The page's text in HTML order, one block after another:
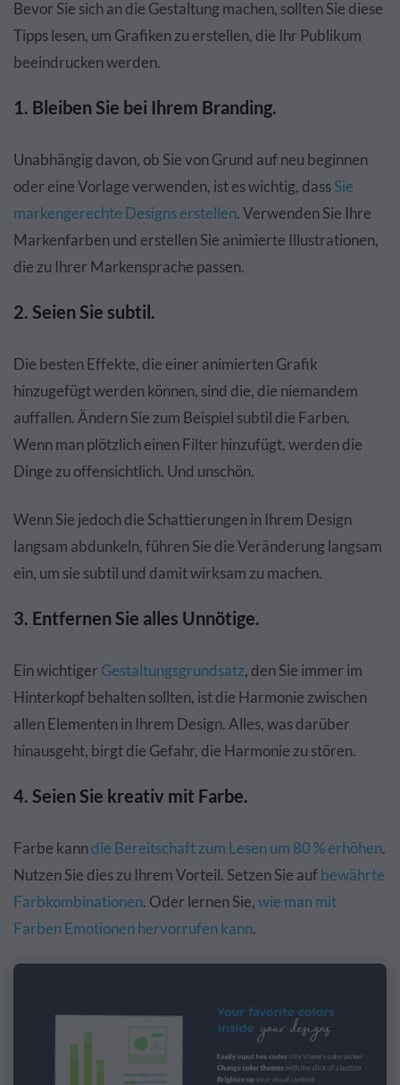
Bevor Sie sich an die Gestaltung machen, sollten Sie diese
Tipps lesen, um Grafiken zu erstellen, die Ihr Publikum
beeindrucken werden.
1. Bleiben Sie bei Ihrem Branding.
Unabhängig davon, ob Sie von Grund auf neu beginnen
oder eine Vorlage verwenden, ist es wichtig, dassSie
markengerechte Designs erstellen. Verwenden Sie Ihre
Markenfarben und erstellen Sie animierte Illustrationen,
die zu Ihrer Markensprache passen.
2. Seien Sie subtil.
Die besten Effekte, die einer animierten Grafik
hinzugefügt werden können, sind die, die niemandem
auffallen. Ändern Sie zum Beispiel subtil die Farben.
Wenn man plötzlich einen Filter hinzufügt, werden die
Dinge zu offensichtlich. Und unschön.
Wenn Sie jedoch die Schattierungen in Ihrem Design
langsam abdunkeln, führen Sie die Veränderung langsam
ein, um sie subtil und damit wirksam zu machen.
3. Entfernen Sie alles Unnötige.
Ein wichtiger Gestaltungsgrundsatz, den Sie immer im
Hinterkopf behalten sollten, ist die Harmonie zwischen
allen Elementen in Ihrem Design. Alles, was darüber
hinausgeht, birgt die Gefahr, die Harmonie zu stören.
4. Seien Sie kreativ mit Farbe.
Farbe kanndie Bereitschaft zum Lesen um 80 % erhöhen.
Nutzen Sie dies zu Ihrem Vorteil. Setzen Sie aufbewährte
Farbkombinationen. Oder lernen Sie,wie man mit
Farben Emotionen hervorrufen kann.